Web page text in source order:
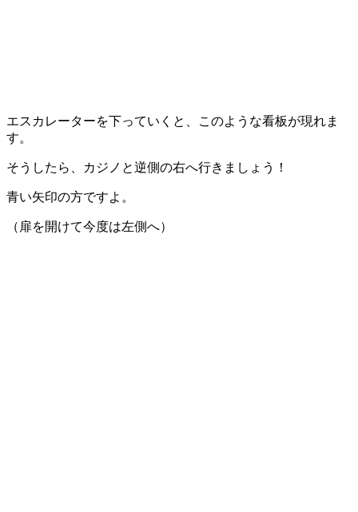
エスカレーターを下っていくと、このような看板が現れま
す。
そうしたら、カジノと逆側の右へ行きましょう！
青い矢印の方ですよ。
（扉を開けて今度は左側へ）